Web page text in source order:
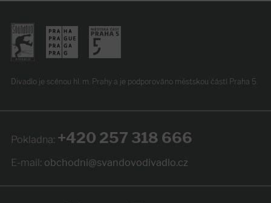
Divadlo je scénou hl. m. Prahy a je podporováno městskou částí Praha 5.
Pokladna: +420 257 318 666
E-mail: obchodni@svandovodivadlo.cz